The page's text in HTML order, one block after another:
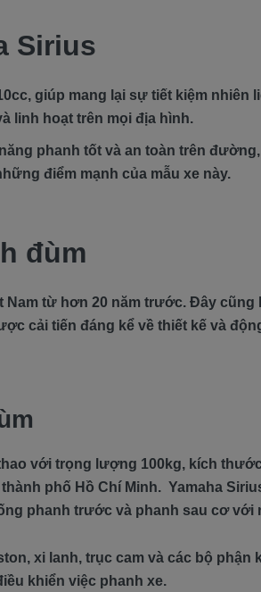
Sirius
giúp mang lại sự tiết kiệm nhiên
linh hoạt trên mọi địa hình.
phanh tốt và an toàn trên
điểm mạnh của mẫu xe này.
đùm
Nam từ hơn 20 năm trước. Đây
cải tiến đáng kể về thiết kế và
với trọng lượng 100kg, kích thước
phố Hồ Chí Minh. Yamaha
phanh trước và phanh sau cơ với
xi lanh, trục cam và các bộ
khiển việc phanh xe.